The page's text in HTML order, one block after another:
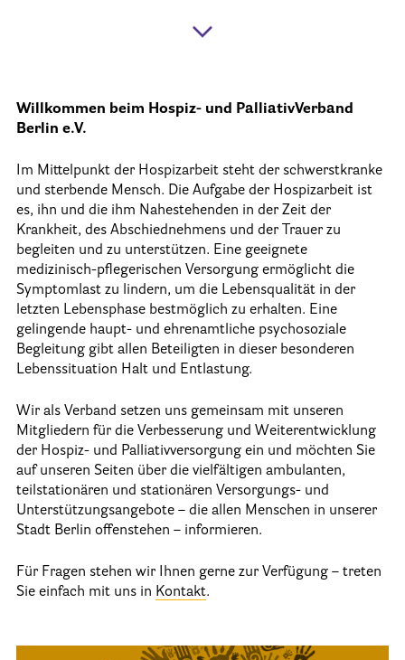
Informationen
Besondere Situationen
Betreuung im Pflegeheim
Betreuung im stationären Hospiz
Kinder und Jugendliche
Betreuung im Krankenhaus
Patientenverfügung – Vorsorgevollmacht –
Flyer und Broschüren zum Download
25 Jahre HPV Berlin – Festakt am 19. Okt. 2024
Berliner Hospizaktionen
Berliner Werkstattgespräche zur Hospiz- und Palliativarbeit
Berliner Hospizforen
Ehrenamt
Presse & Aktuelles
Willkommen beim Hospiz- und PalliativVerband
Berlin e.V.
Im Mittelpunkt der Hospizarbeit steht der schwerstkranke
und sterbende Mensch. Die Aufgabe der Hospizarbeit ist
es, ihn und die ihm Nahestehenden in der Zeit der
Krankheit, des Abschied­nehmens und der Trauer zu
begleiten und zu unterstützen. Eine geeignete
medizinisch-pflegerischen Versorgung ermöglicht die
Symptomlast zu lindern, um die Lebensqualität in der
letzten Lebensphase bestmöglich zu erhalten. Eine
gelingende haupt- und ehrenamtliche psychosoziale
Begleitung gibt allen Beteiligten in dieser besonderen
Lebenssituation Halt und Entlastung.
Wir als Verband setzen uns gemeinsam mit unseren
Mitgliedern für die Verbesserung und Weiterentwicklung
der Hospiz- und Palliativversorgung ein und möchten Sie
auf unseren Seiten über die vielfältigen ambulanten,
teilstationären und stationären Versorgungs- und
Unterstützungsangebote – die allen Menschen in unserer
Stadt Berlin offenstehen – informieren.
Für Fragen stehen wir Ihnen gerne zur Verfügung – treten
Sie einfach mit uns in Kontakt.